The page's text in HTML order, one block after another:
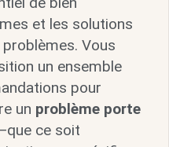
et les solutions
Vous
un ensemble
pour
un problème porte
ce soit